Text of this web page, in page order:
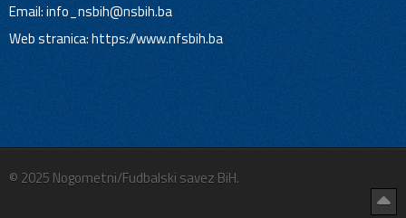
Email:info_nsbih@nsbih.ba
Web stranica: https://www.nfsbih.ba
© 2025 Nogometni/Fudbalski savez BiH.